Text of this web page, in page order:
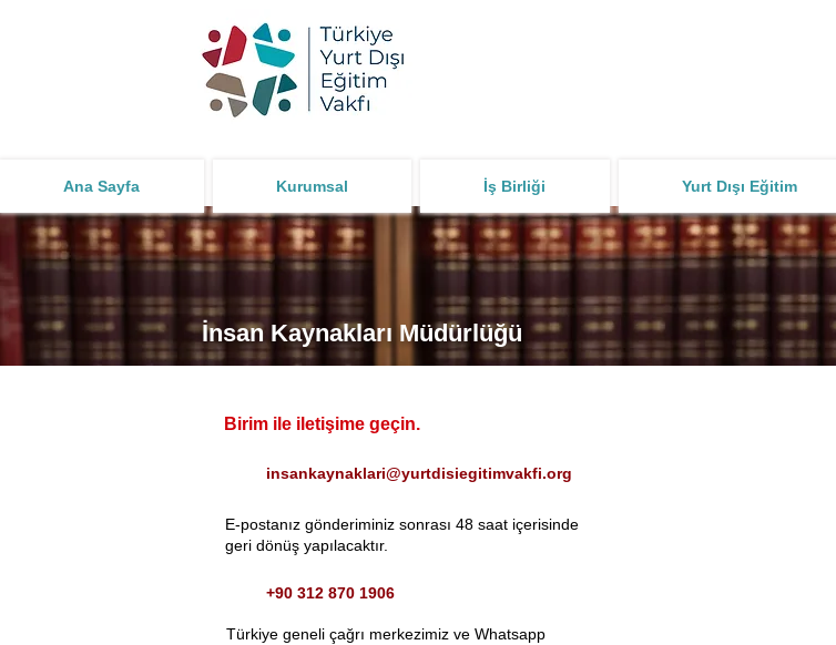
Ana Sayfa Kurumsal İş Birliği Yurt Dışı Eğitim
Birim ile iletişime geçin.
insankaynaklari@yurtdisiegitimvakfi.org
E-postanız gönderiminiz sonrası 48 saat içerisinde
geri dönüş yapılacaktır.
+90 312 870 1906
Türkiye geneli çağrı merkezimiz ve Whatsapp
İnsan Kaynakları Müdürlüğü